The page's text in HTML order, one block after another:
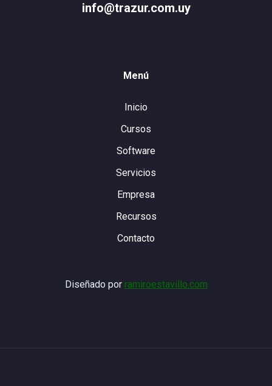
info@trazur.com.uy
Menú
Inicio
Cursos
Software
Servicios
Empresa
Recursos
Contacto
Diseñado por ramiroestavillo.com